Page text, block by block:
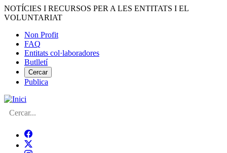
Vés
al
NOTÍCIES I RECURSOS PER A LES ENTITATS I EL
VOLUNTARIAT
Menú
del
compte
d'usuari
Non Profit
FAQ
Entitats col·laboradores
Butlletí
Cercar
Publica
Cerca